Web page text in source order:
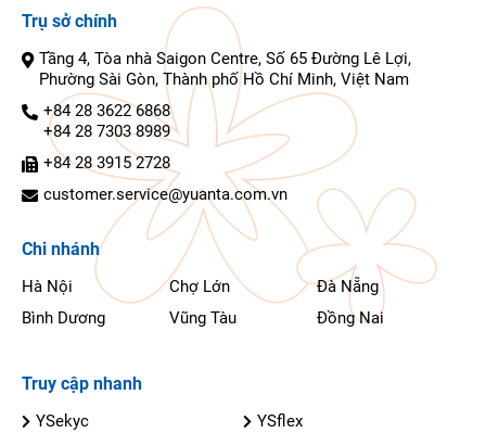
Trụ sở chính
Tầng 4, Tòa nhà Saigon Centre, Số 65 Đường Lê Lợi,
Phường Sài Gòn, Thành phố Hồ Chí Minh, Việt Nam
+84 28 3622 6868
+84 28 7303 8989
+84 28 3915 2728
customer.service@yuanta.com.vn
Chi nhánh
Hà Nội Chợ Lớn
Đà Nẵng
Bình Dương
Vũng Tàu Đồng Nai
Truy cập nhanh
YSekyc
YSflex